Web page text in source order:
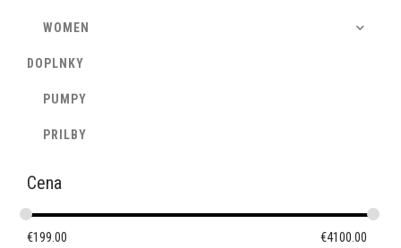
WOMEN
DOPLNKY
PUMPY
PRILBY
Cena
€199.00 €4100.00